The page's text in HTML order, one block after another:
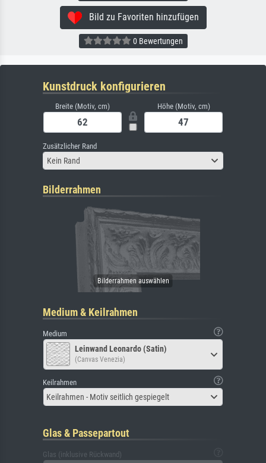
Bild zu Favoriten hinzufügen
0 Bewertungen
Kunstdruck konfigurieren
Breite (Motiv, cm) Höhe (Motiv, cm)
Zusätzlicher Rand
Kein Rand
Bilderrahmen
Medium & Keilrahmen
Medium
Leinwand Leonardo (Satin)
(Canvas Venezia)
Keilrahmen
Keilrahmen - Motiv seitlich gespiegelt
Glas & Passepartout
Glas (inklusive Rückwand)